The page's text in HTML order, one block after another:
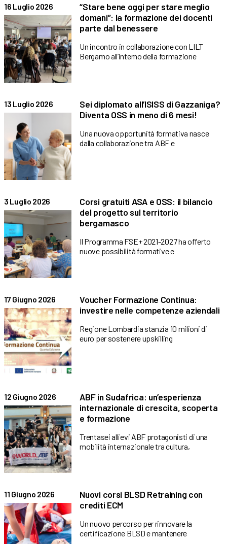
16 Luglio 2026
“Stare bene oggi per stare meglio
domani”: la formazione dei docenti
parte dal benessere
Un incontro in collaborazione con LILT
Bergamo all’interno della formazione
13 Luglio 2026
Sei diplomato all’ISISS di Gazzaniga?
Diventa OSS in meno di 6 mesi!
Una nuova opportunità formativa nasce
dalla collaborazione tra ABF e
3 Luglio 2026
Corsi gratuiti ASA e OSS: il bilancio
del progetto sul territorio
bergamasco
Il Programma FSE+ 2021-2027 ha offerto
nuove possibilità formative e
17 Giugno 2026
Voucher Formazione Continua:
investire nelle competenze aziendali
Regione Lombardia stanzia 10 milioni di
euro per sostenere upskilling
12 Giugno 2026
ABF in Sudafrica: un’esperienza
internazionale di crescita, scoperta
e formazione
Trentasei allievi ABF protagonisti di una
mobilità internazionale tra cultura,
11 Giugno 2026
Nuovi corsi BLSD Retraining con
crediti ECM
Un nuovo percorso per rinnovare la
certificazione BLSD e mantenere